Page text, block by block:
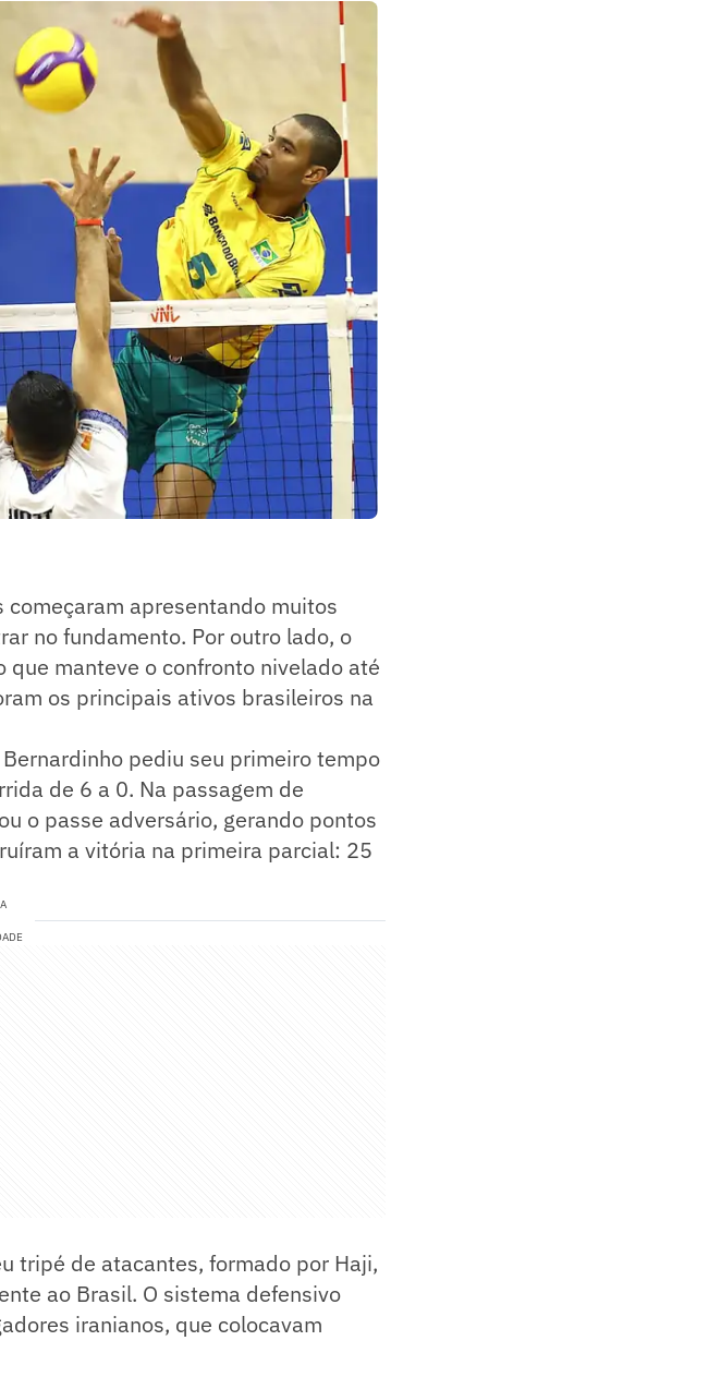
começaram apresentando muitos
no fundamento. Por outro lado, o
manteve o confronto nivelado até
os principais ativos brasileiros na
pediu seu primeiro tempo
de 6 a 0. Na passagem de
o passe adversário, gerando pontos
a vitória na primeira parcial: 25
tripé de atacantes, formado por Haji,
ao Brasil. O sistema defensivo
iranianos, que colocavam